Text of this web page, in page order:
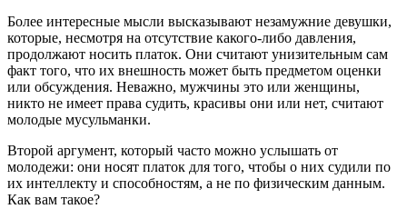
Более интересные мысли высказывают незамужние девушки,
которые, несмотря на отсутствие какого-либо давления,
продолжают носить платок. Они считают унизительным сам
факт того, что их внешность может быть предметом оценки
или обсуждения. Неважно, мужчины это или женщины,
никто не имеет права судить, красивы они или нет, считают
молодые мусульманки.
Второй аргумент, который часто можно услышать от
молодежи: они носят платок для того, чтобы о них судили по
их интеллекту и способностям, а не по физическим данным.
Как вам такое?